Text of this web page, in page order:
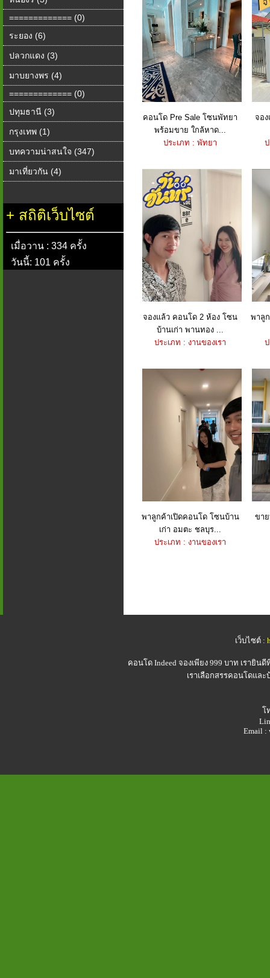
============= (0)
ระยอง (6)
ปลวกแดง (3)
มาบยางพร (4)
============= (0)
ปทุมธานี (3)
กรุงเทพ (1)
บทความน่าสนใจ (347)
มาเที่ยวกัน (4)
+ สถิติเว็บไซต์
เมื่อวาน : 334 ครั้ง
วันนี้: 101 ครั้ง
คอนโด Pre Sale โซนพัทยา
พร้อมขาย ใกล้หาด...
ประเภท : พัทยา
จอ
จองแล้ว คอนโด 2 ห้อง โซน
บ้านเก่า พานทอง ...
ประเภท : งานของเรา
พาลู
พาลูกค้าเปิดคอนโด โซนบ้าน
เก่า อมตะ ชลบุร...
ประเภท : งานของเรา
ขา
เว็บไซต์ :
คอนโด Indeedจองเพียง 999 บาท เรายิน
เราเลือกสรรคอนโดแล
โ
Email :